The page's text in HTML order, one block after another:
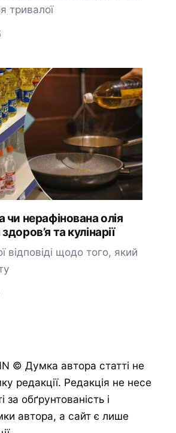
тривалої
чи нерафінована олія
та кулінарії
відповіді щодо того, який
© Думка автора статті не
редакції. Редакція не несе
за обґрунтованість і
автора, а сайт є лише